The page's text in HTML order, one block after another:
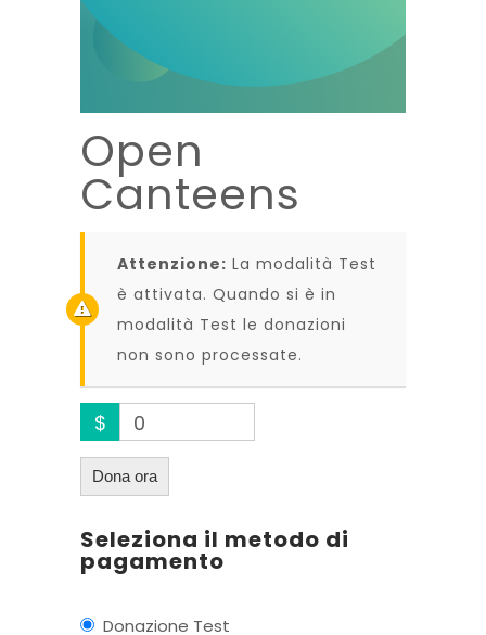
Open
Canteens
Attenzione: La modalità Test
è attivata. Quando si è in
modalità Test le donazioni
non sono processate.
$ 0
Dona ora
Seleziona il metodo di
pagamento
Donazione Test